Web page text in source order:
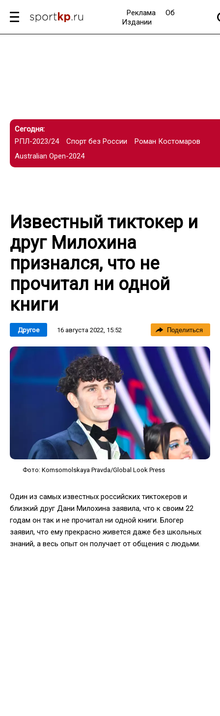
Реклама
Об
Издании
Сегодня:
РПЛ-2023/24
Спорт без России
Роман Костомаров
Australian Open-2024
Известный тиктокер и
друг Милохина
признался, что не
прочитал ни одной
книги
Другое 16 августа 2022, 15:52 Поделиться
Фото: Komsomolskaya Pravda/Global Look Press
Один из самых известных российских тиктокеров и
близкий друг Дани Милохина заявила, что к своим 22
годам он так и не прочитал ни одной книги. Блогер
заявил, что ему прекрасно живется даже без школьных
знаний, а весь опыт он получает от общения с людьми.